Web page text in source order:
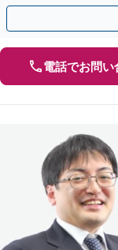
す。刑事被疑者援助制
電話でお問い